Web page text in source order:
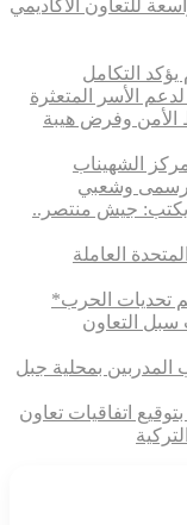
للتعاون الأكاديمي
يؤكد التكامل
الأسر المتعثرة
الأمن وفرض هيبة
الشهيناب
رسمى وشعبي
يكتب: جيش منتصر..
العاملة
تحديات الحرب*
سبل التعاون
المدربين بمحلية جبل
بتوقيع اتفاقيات تعاون